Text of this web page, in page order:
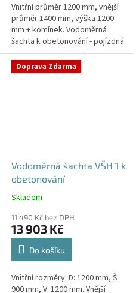
Vnitřní průměr 1200 mm, vnější
průměr 1400 mm, výška 1200
mm + komínek. Vodoměrná
šachta k obetonování - pojízdná
i pod parkovací stáníStandardní
prostupy šachty DN32 (jiné na...
Doprava Zdarma
Vodoměrná šachta VŠH 1 k
obetonování
Průměrné
produktu
je
5,0
hvězdiček.
Skladem
11 490 Kč bez DPH
13 903 Kč
Do košíku
Vnitřní rozměry: D: 1200 mm, Š:
900 mm, V: 1200 mm. Vnější